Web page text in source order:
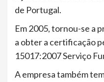
de Portugal.
Em 2005, tornou-se a
a obter a certificação
15017:2007 Serviço
A empresa também